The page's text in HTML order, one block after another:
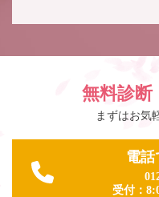
無料診断
まずはお気
電話
受付：